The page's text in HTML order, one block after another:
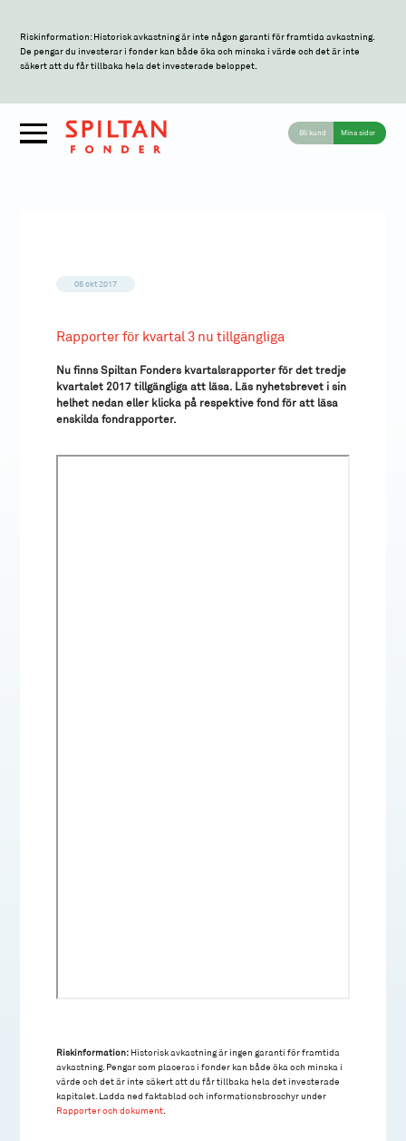
Riskinformation: Historisk avkastning är inte någon garanti för framtida avkastning.
De pengar du investerar i fonder kan både öka och minska i värde och det är inte
säkert att du får tillbaka hela det investerade beloppet.
Bli kund Mina sidor
05 okt 2017
Rapporter för kvartal 3 nu tillgängliga
Nu finns Spiltan Fonders kvartalsrapporter för det tredje
kvartalet 2017 tillgängliga att läsa. Läs nyhetsbrevet i sin
helhet nedan eller klicka på respektive fond för att läsa
enskilda fondrapporter.
Riskinformation: Historisk avkastning är ingen garanti för framtida
avkastning. Pengar som placeras i fonder kan både öka och minska i
värde och det är inte säkert att du får tillbaka hela det investerade
kapitalet. Ladda ned faktablad och informationsbroschyr under
Rapporter och dokument